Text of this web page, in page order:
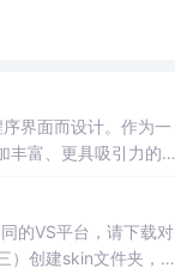
界面而设计。作为一
丰富、更具吸引力的
的VS平台，请下载对
）创建skin文件夹，把